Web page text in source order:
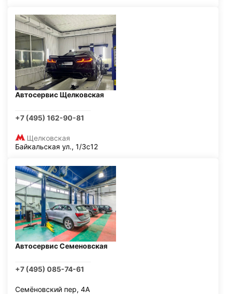
Автосервис Щелковская
+7 (495) 162-90-81
Щелковская
Байкальская ул., 1/3с12
Автосервис Семеновская
+7 (495) 085-74-61
Семёновский пер, 4А